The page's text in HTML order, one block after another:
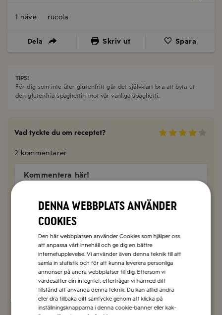
1 näve rucola
Dela Skriv ut Spara
TIPS!
För dig som inte äter glutenfritt går det självklart bra att byta ut
den glutenfria spaghettin mot vår vanliga spaghetti.
Vad tyckte du om receptet?
2 kommentarer
Kommentera här!
Elias
klämma 1/2 – 1 citron. 2 var alldeles för surt.
SVARA
Siw Hjerpe Falk
Toppengott
Denna webbplats använder
cookies
Den här webbplatsen använder Cookies som hjälper oss
att anpassa vårt innehåll och ge dig en bättre
internetupplevelse. Vi använder även denna teknik till att
samla in statistik och för att kunna leverera personliga
annonser på andra webbplatser till dig. Eftersom vi
värdesätter din integritet, efterfrågar vi härmed ditt
tillstånd att använda denna teknik. Du kan alltid ändra
eller dra tillbaka ditt samtycke genom att klicka på
inställningsknapparna i denna cookie-banner eller kak-